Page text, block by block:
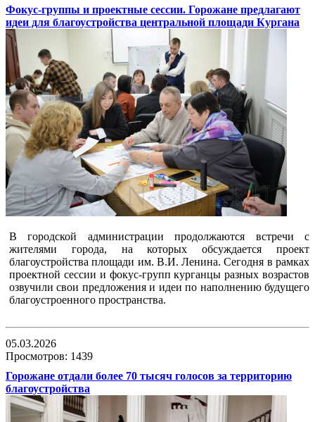
Фокус-группы и проектные сессии. Горожане предлагают
идеи для благоустройства центральной площади Кургана
В городской администрации продолжаются встречи с
жителями города, на которых обсуждается проект
благоустройства площади им. В.И. Ленина. Сегодня в рамках
проектной сессии и фокус-групп курганцы разных возрастов
озвучили свои предложения и идеи по наполнению будущего
благоустроенного пространства.
05.03.2026
Просмотров: 1439
Горожане отдали более 70 тысяч голосов за территорию
благоустройства